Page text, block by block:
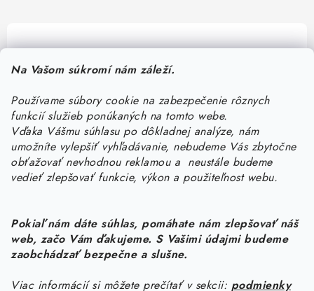
Na Vašom súkromí nám záleží.
Používame súbory cookie na zabezpečenie rôznych
funkcií služieb ponúkaných na tomto webe.
Vďaka Vášmu súhlasu po dôkladnej analýze, nám
umožníte vylepšiť vyhľadávanie, nebudeme Vás zbytočne
obťažovať nevhodnou reklamou a neustále budeme
vedieť zlepšovať funkcie, výkon a použiteľnost webu.
Pokiaľ nám dáte súhlas, pomáhate nám zlepšovať náš
web, začo Vám ďakujeme. S Vašimi údajmi budeme
zaobchádzať bezpečne a slušne.
Viac informácií si môžete prečítať v sekcii: podmienky
Pomôžeme vám s výberom
Potrebujete s niečím poradiť? Sme tu pre vás!
objednavky@kurin.sk
0950456469